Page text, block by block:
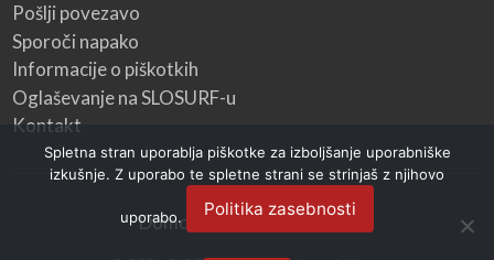
Pošlji povezavo
Sporoči napako
Informacije o piškotkih
Oglaševanje na SLOSURF-u
Kontakt
Domov Kategorije Blog
Spletna stran uporablja piškotke za izboljšanje uporabniške
izkušnje. Z uporabo te spletne strani se strinjaš z njihovo
uporabo. Politika zasebnosti